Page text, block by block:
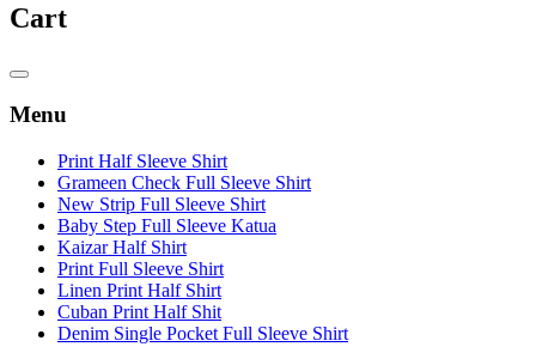
Cart
Catalog
Menu
Print Half Sleeve Shirt
Grameen Check Full Sleeve Shirt
New Strip Full Sleeve Shirt
Baby Step Full Sleeve Katua
Kaizar Half Shirt
Print Full Sleeve Shirt
Linen Print Half Shirt
Cuban Print Half Shit
Denim Single Pocket Full Sleeve Shirt